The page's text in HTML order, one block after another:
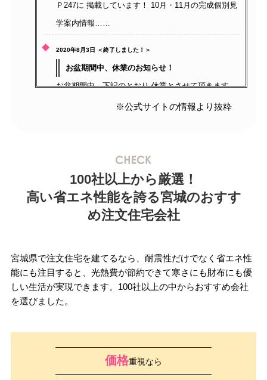
Ｐ247に 掲載しています！ 10月・11月の完成個別見
学案内情報……
2020年8月3日 ＜終了しました！＞
お盆期間中、休業のお知らせ！
お盆期間中、下記のとおり 休業とさせて頂きます。
8/11（火）～8/16（日） どうぞ よろしくお願い致
新型コロナウィルスの影響！（第9報）非常事態
宣言が解除されました！
今晩（2020.5.14）、宮城県も他の38県と一緒に 新
型コロナウィルス感染防止対策である、 非常事態宣
出すようです。 ……
※公式サイトの情報より抜粋
100社以上から厳選！
高い省エネ性能を誇る宮城のおすす
め注文住宅会社
宮城県で注文住宅を建てるなら、耐震性だけでなく省エネ性
能にも注目すると、光熱費が節約できて寒さにも財布にも優
しい生活が実現できます。100社以上の中からおすすめ会社
を選びました。
価格重視なら